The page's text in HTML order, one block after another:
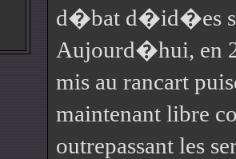
d�bat d�id�es
Aujourd�hui, en
mis au rancart
maintenant libre
outrepassant les